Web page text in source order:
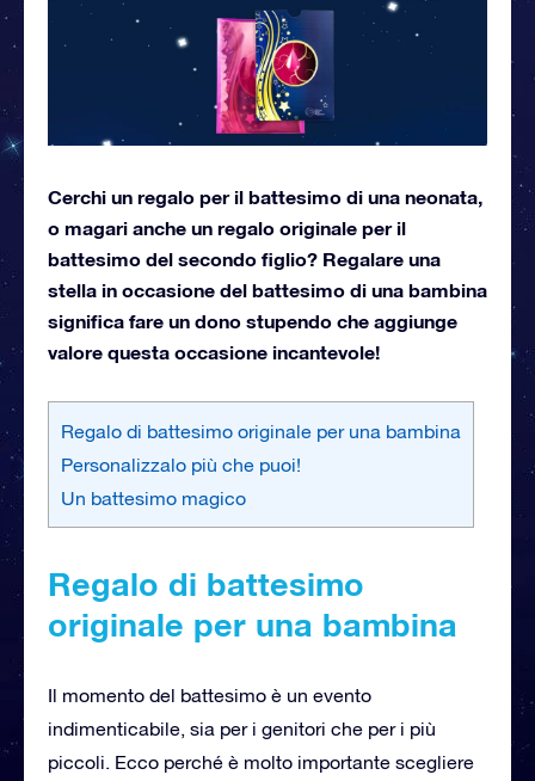
Cerchi un regalo per il battesimo di una neonata,
o magari anche un regalo originale per il
battesimo del secondo figlio? Regalare una
stella in occasione del battesimo di una bambina
significa fare un dono stupendo che aggiunge
valore questa occasione incantevole!
Regalo di battesimo originale per una bambina
Personalizzalo più che puoi!
Un battesimo magico
Regalo di battesimo
originale per una bambina
Il momento del battesimo è un evento
indimenticabile, sia per i genitori che per i più
piccoli. Ecco perché è molto importante scegliere